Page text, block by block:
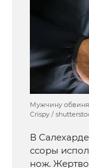
Мужчину
Crispy /
В
ссоры
нож.